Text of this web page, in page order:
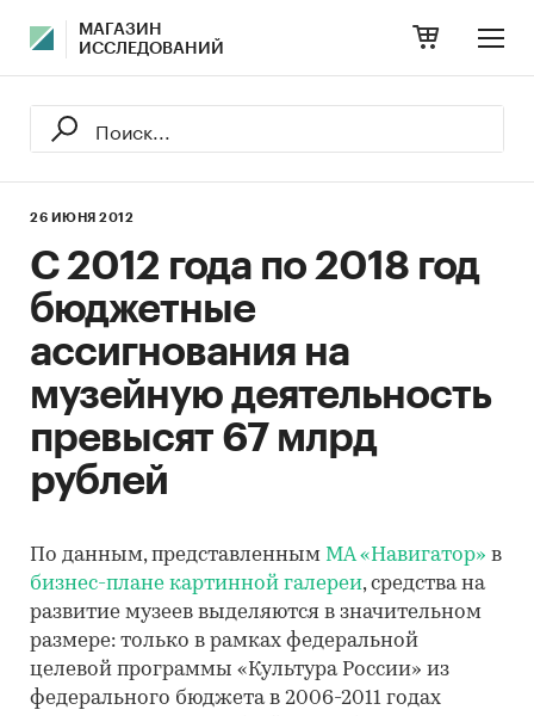
МАГАЗИН
ИССЛЕДОВАНИЙ
26 ИЮНЯ 2012
С 2012 года по 2018 год
бюджетные
ассигнования на
музейную деятельность
превысят 67 млрд
рублей
По данным, представленным МА «Навигатор» в
бизнес-плане картинной галереи, средства на
развитие музеев выделяются в значительном
размере: только в рамках федеральной
целевой программы «Культура России» из
федерального бюджета в 2006-2011 годах